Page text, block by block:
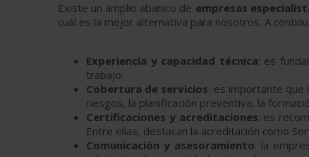
Existe un amplio abanico de empresas
cuál es la mejor alternativa para nosotros. A
Experiencia y capacidad técnica: es
trabajo.
Cobertura de servicios: es importante que
riesgos, la planificación preventiva, la
Certificaciones y acreditaciones: es
Entre ellas, destacan la acreditación como
Comunicación y asesoramiento: la